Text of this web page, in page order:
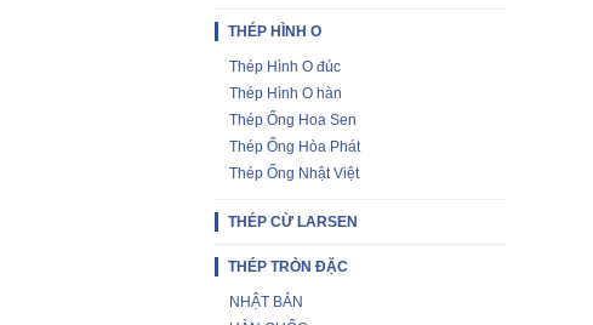
THÉP HÌNH O
Thép Hình O đúc
Thép Hình O hàn
Thép Ống Hoa Sen
Thép Ống Hòa Phát
Thép Ống Nhật Việt
THÉP CỪ LARSEN
THÉP TRÒN ĐẶC
NHẬT BẢN